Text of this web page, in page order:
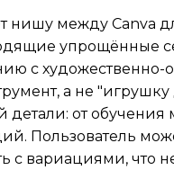
нишу между Canva
упрощённые
с
а не
детали: от
Пользователь
с вариациями, что